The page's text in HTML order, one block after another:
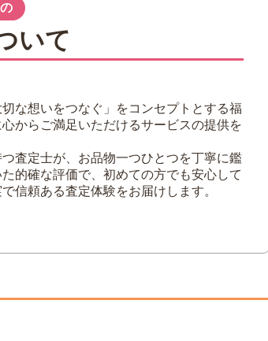
いて
な想いをつなぐ」をコンセプトとする福
からご満足いただけるサービスの提供を
査定士が、お品物一つひとつを丁寧に鑑
的確な評価で、初めての方でも安心して
信頼ある査定体験をお届けします。